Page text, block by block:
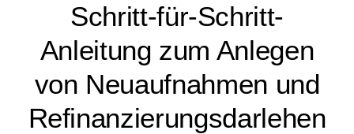
Schritt-für-Schritt-
Anleitung zum Anlegen
von Neuaufnahmen und
Refinanzierungsdarlehen